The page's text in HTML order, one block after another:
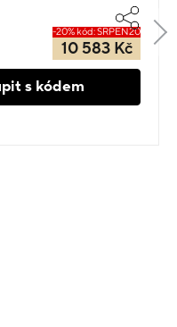
-20% kód: SRPEN20
10 583 Kč
s kódem